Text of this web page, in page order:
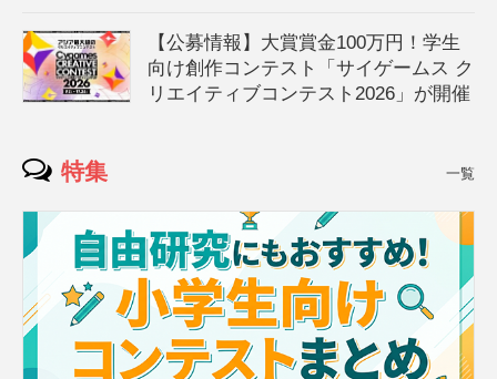
【公募情報】大賞賞金100万円！学生
向け創作コンテスト「サイゲームス ク
リエイティブコンテスト2026」が開催
特集 一覧